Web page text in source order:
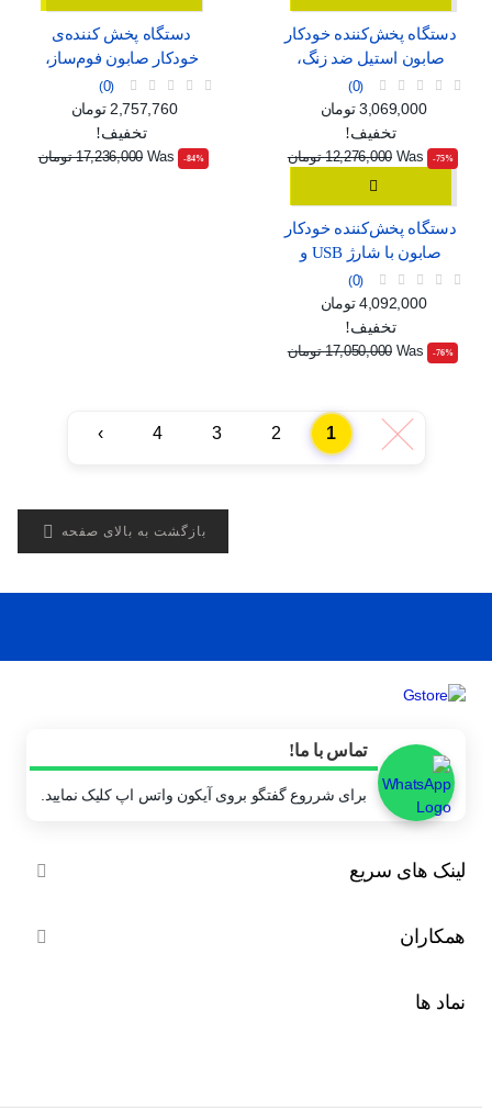
دستگاه پخش‌کننده خودکار
صابون استیل ضد زنگ،
بدون نیاز به لمس
0
قیمت عادی
قیمت
3,069,000 تومان
تخفیف!
‎-75%
Was 12,276,000 تومان
دستگاه پخش کننده‌ی
خودکار صابون فوم‌ساز،
بدون نیاز به لمس
0
قیمت عادی
قیمت
2,757,760 تومان
تخفیف!
‎-84%
Was 17,236,000 تومان
دستگاه پخش‌کننده خودکار
صابون با شارژ USB و
صفحه نمایش دیجیتال
0
قیمت عادی
قیمت
4,092,000 تومان
تخفیف!
‎-76%
Was 17,050,000 تومان
‹
1
2
3
4
›
بازگشت به بالای صفحه 
تماس با ما!
برای شرروع گفتگو بروی آیکون واتس اپ کلیک نمایید.
لینک های سریع 
همکاران 
نماد ها